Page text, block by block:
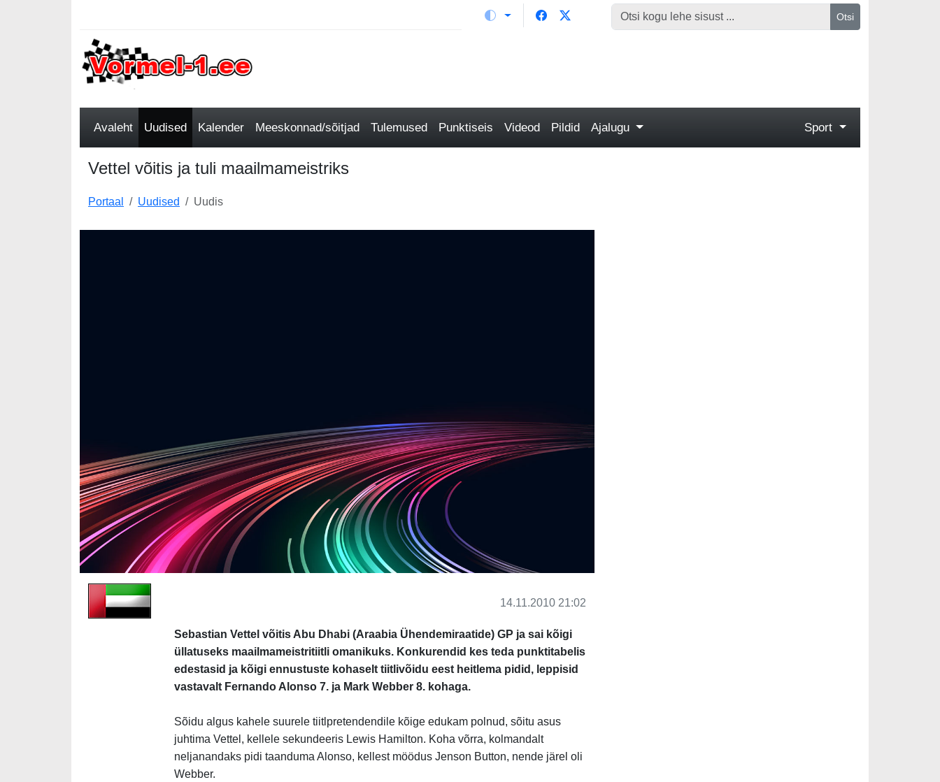
Otsi
Avaleht Uudised Kalender Meeskonnad/sõitjad Tulemused Punktiseis Videod Pildid Ajalugu Sport
Vettel võitis ja tuli maailmameistriks
Portaal Uudised Uudis
14.11.2010 21:02
Sebastian Vettel võitis Abu Dhabi (Araabia Ühendemiraatide) GP ja sai kõigi
üllatuseks maailmameistritiitli omanikuks. Konkurendid kes teda punktitabelis
edestasid ja kõigi ennustuste kohaselt tiitlivõidu eest heitlema pidid, leppisid
vastavalt Fernando Alonso 7. ja Mark Webber 8. kohaga.
Sõidu algus kahele suurele tiitlpretendendile kõige edukam polnud, sõitu asus
juhtima Vettel, kellele sekundeeris Lewis Hamilton. Koha võrra, kolmandalt
neljanandaks pidi taanduma Alonso, kellest möödus Jenson Button, nende järel oli
Webber.